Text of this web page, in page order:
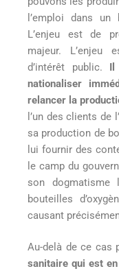
l’emploi dans
L’enjeu est de
majeur. L’enjeu
d’intérêt public. Il
nationaliser
relancer la
l’un des clients de
sa production de
lui fournir des
le camp du
son dogmatisme
bouteilles
causant
Au-delà de ce cas
sanitaire qui est